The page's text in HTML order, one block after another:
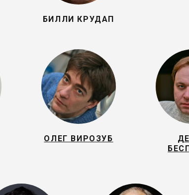
БИЛЛИ КРУДАП
ОЛЕГ ВИРОЗУБ